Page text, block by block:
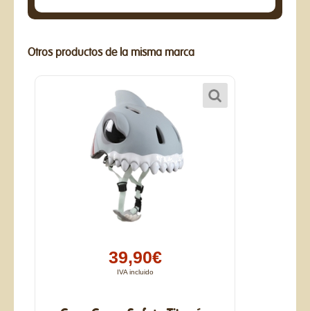
Otros productos de la misma marca
39,90€
IVA incluido